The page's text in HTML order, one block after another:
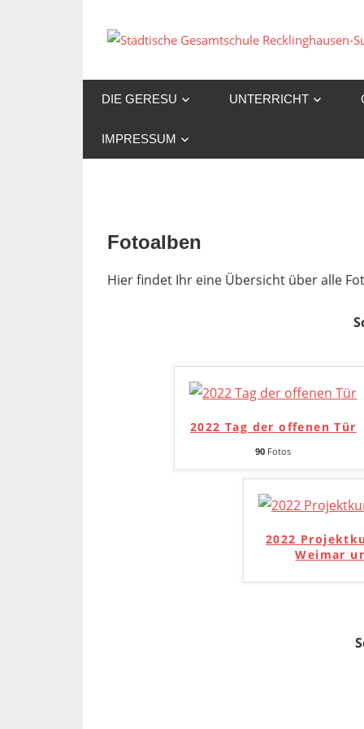
Inhalt
DIE GERESU UNTERRICHT
IMPRESSUM
Fotoalben
Hier findet Ihr eine Übersicht über alle
2022 Tag der offenen Tür
90 Fotos
2022
Weimar